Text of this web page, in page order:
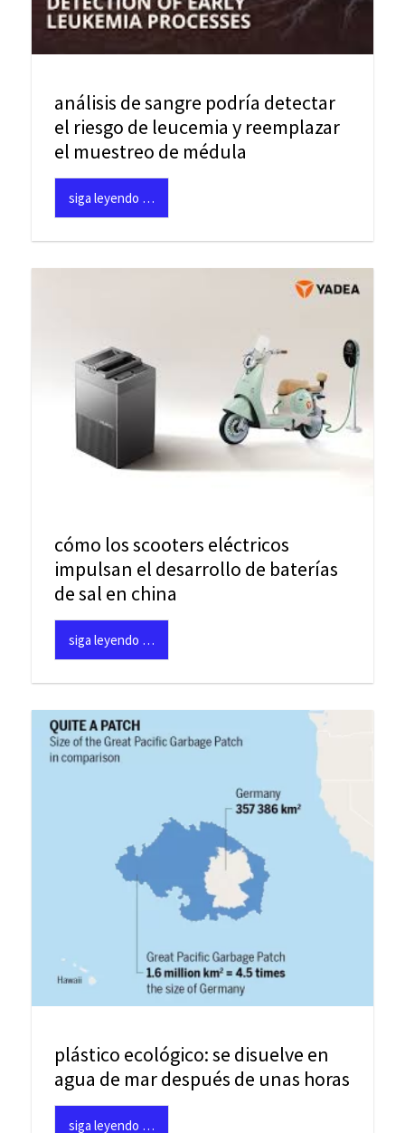
análisis de sangre podría detectar
el riesgo de leucemia y reemplazar
el muestreo de médula
siga leyendo …
cómo los scooters eléctricos
impulsan el desarrollo de baterías
de sal en china
siga leyendo …
plástico ecológico: se disuelve en
agua de mar después de unas horas
siga leyendo …